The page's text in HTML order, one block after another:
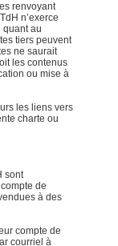
renvoyant
n’exerce
quant au
tiers peuvent
ne saurait
les contenus
ou mise à
les liens vers
charte ou
sont
de
à des
compte de
courriel à